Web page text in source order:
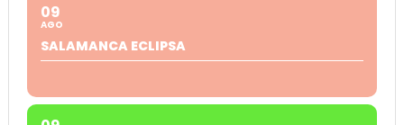
09
AGO
SALAMANCA ECLIPSA